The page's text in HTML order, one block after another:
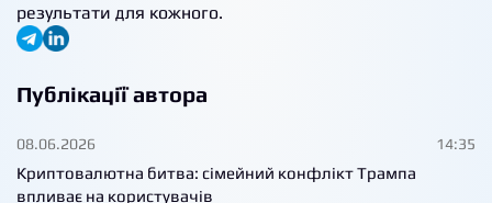
результати для кожного.
Публікації автора
08.06.2026 14:35
Криптовалютна битва: сімейний конфлікт Трампа
впливає на користувачів